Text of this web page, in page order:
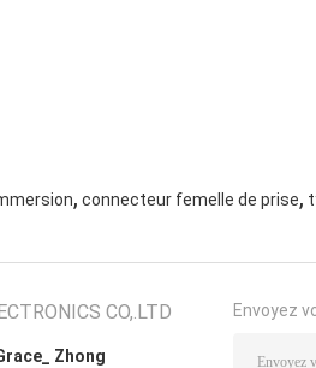
, connecteur femelle de prise,
CO,.LTD
Zhong
Envoyez